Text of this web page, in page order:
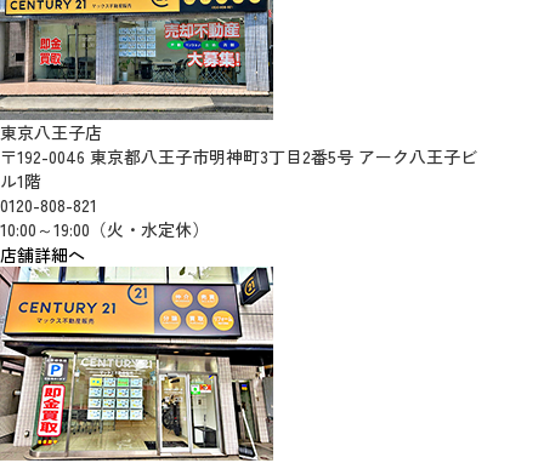
東京八王子店
〒192-0046 東京都八王子市明神町3丁目2番5号 アーク八王子ビ
ル1階
0120-808-821
10:00～19:00（火・水定休）
店舗詳細へ